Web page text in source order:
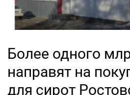
Более одного
направят на
для сирот